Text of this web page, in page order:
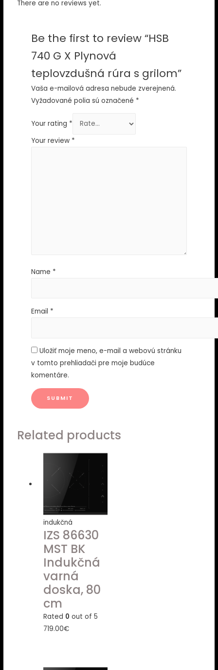
There are no reviews yet.
Be the first to review “HSB
740 G X Plynová
teplovzdušná rúra s grilom”
Vaša e-mailová adresa nebude zverejnená.
Vyžadované polia sú označené *
Your rating *
Your review *
Name *
Email *
Uložiť moje meno, e-mail a webovú stránku
v tomto prehliadači pre moje budúce
komentáre.
Related products
indukčná
IZS 86630
MST BK
Indukčná
varná
doska, 80
cm
Rated 0 out of 5
719.00€